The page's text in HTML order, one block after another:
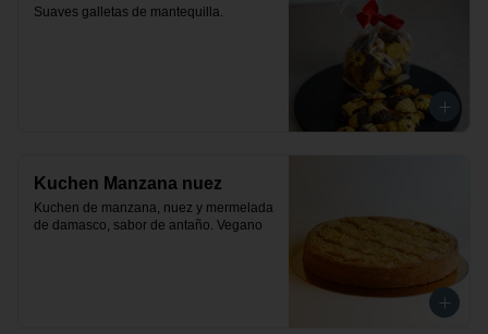
Suaves galletas de mantequilla.
Kuchen Manzana nuez
Kuchen de manzana, nuez y mermelada
de damasco, sabor de antaño. Vegano